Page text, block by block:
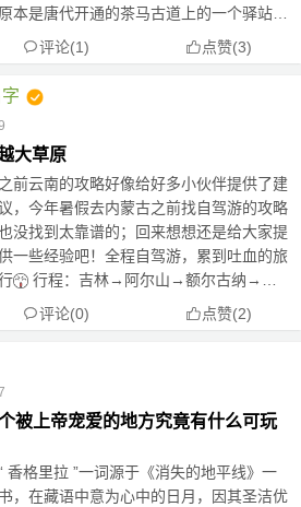
原本是唐代开通的茶马古道上的一个驿站，
经唐、宋、元、明、清千余年的发展，一个
驿站逐渐发展成为了一个小镇。 【行程
排】 day1：束...
评论(1) 点赞(3)
大草原
之前云南的攻略好像给好多小伙伴提供了建
，今年暑假去内蒙古之前找自驾游的攻略
没找到太靠谱的；回来想想还是给大家提
一些经验吧！全程自驾游，累到吐血的旅
行程：吉林→阿尔山→额尔古纳→室
韦→满洲里→吉林 2019.8.9 从吉林省的一
小镇出发，直奔内蒙古。本来我爸准备去
评论(0) 点赞(2)
上帝宠爱的地方究竟有什么可玩
香格里拉 ”一词源于《消失的地平线》一
，在藏语中意为心中的日月，因其圣洁优